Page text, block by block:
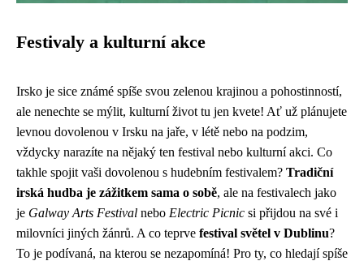
Festivaly a kulturní akce
Irsko je sice známé spíše svou zelenou krajinou a pohostinností,
ale nenechte se mýlit, kulturní život tu jen kvete! Ať už plánujete
levnou dovolenou v Irsku na jaře, v létě nebo na podzim,
vždycky narazíte na nějaký ten festival nebo kulturní akci. Co
takhle spojit vaši dovolenou s hudebním festivalem? Tradiční
irská hudba je zážitkem sama o sobě, ale na festivalech jako
je Galway Arts Festival nebo Electric Picnic si přijdou na své i
milovníci jiných žánrů. A co teprve festival světel v Dublinu?
To je podívaná, na kterou se nezapomíná! Pro ty, co hledají spíše